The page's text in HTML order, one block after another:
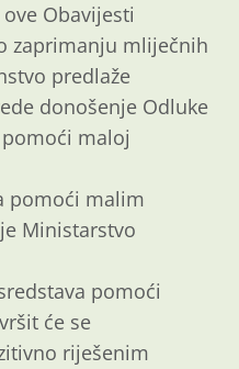
Obavijesti
zaprimanju mliječnih
predlaže
donošenje Odluke
maloj
pomoći malim
Ministarstvo
pomoći
će se
riješenim